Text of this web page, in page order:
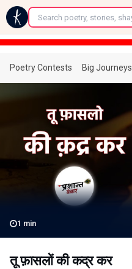
←
Poetry Contests Big Journeys
1 min
तू फ़ासलों की कद्र कर